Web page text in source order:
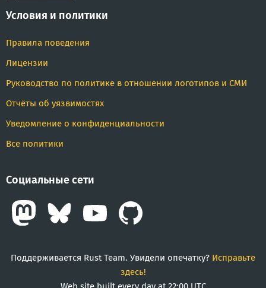
Условия и политики
Правила поведения
Лицензии
Руководство по политике в отношении логотипов и СМИ
Отчёты об уязвимостях
Уведомление о конфиденциальности
Все политики
Социальные сети
Поддерживается Rust Team. Увидели опечатку? Исправьте
здесь!